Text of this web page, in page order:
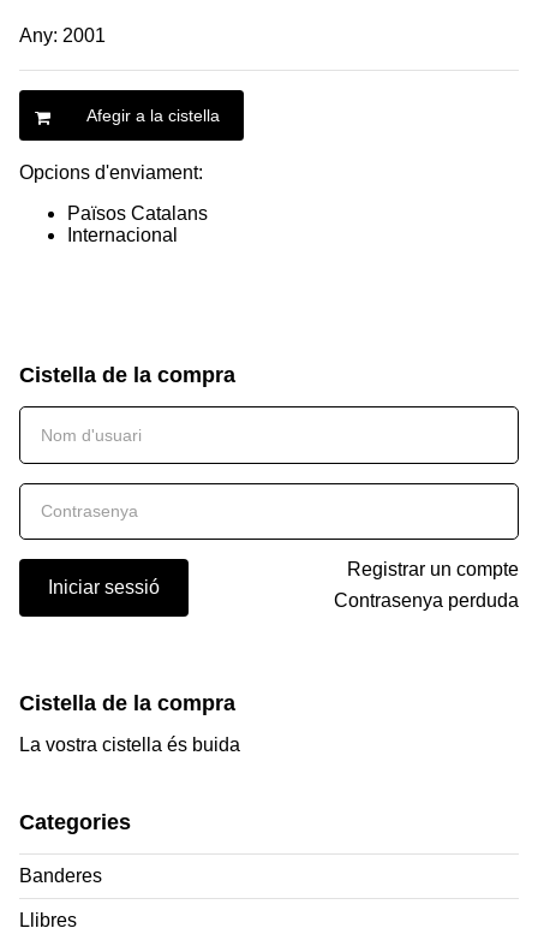
Any: 2001
Afegir a la cistella
Opcions d'enviament:
Països Catalans
Internacional
Cistella de la compra
Iniciar sessió
Registrar un compte
Contrasenya perduda
Cistella de la compra
La vostra cistella és buida
Categories
Banderes
Llibres